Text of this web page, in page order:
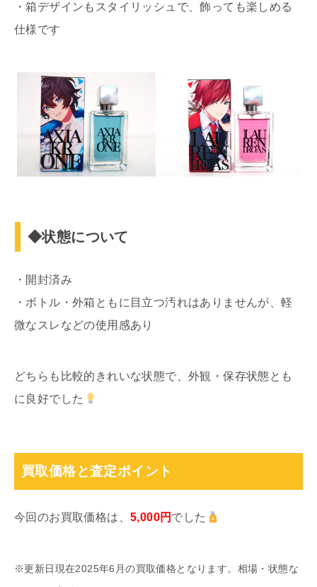
・箱デザインもスタイリッシュで、飾っても楽しめる
仕様です
◆状態について
・開封済み
・ボトル・外箱ともに目立つ汚れはありませんが、軽
微なスレなどの使用感あり
どちらも比較的きれいな状態で、外観・保存状態とも
に良好でした
買取価格と査定ポイント
今回のお買取価格は、 5,000円 でした
※更新日現在2025年6月の買取価格となります。相場・状態な